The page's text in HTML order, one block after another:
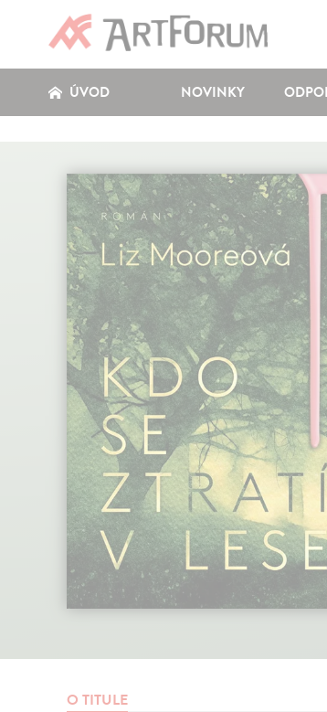
ÚVOD NOVINKY
O TITULE